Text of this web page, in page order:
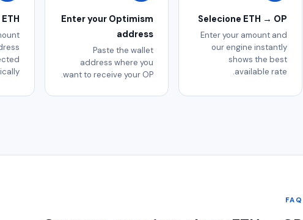
Selecione ETH → OP
Enter your amount and
our engine instantly
shows the best
available rate.
Enter your Optimism
address
Paste the wallet
address where you
want to receive your OP.
FAQ